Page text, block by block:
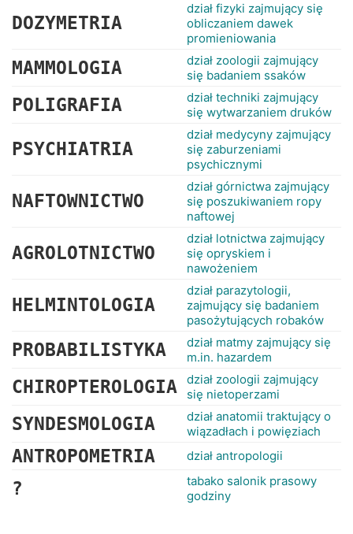
DOZYMETRIA
dział fizyki zajmujący się
obliczaniem dawek
promieniowania
MAMMOLOGIA
dział zoologii zajmujący
się badaniem ssaków
POLIGRAFIA
dział techniki zajmujący
się wytwarzaniem druków
PSYCHIATRIA
dział medycyny zajmujący
się zaburzeniami
psychicznymi
NAFTOWNICTWO
dział górnictwa zajmujący
się poszukiwaniem ropy
naftowej
AGROLOTNICTWO
dział lotnictwa zajmujący
się opryskiem i
nawożeniem
HELMINTOLOGIA
dział parazytologii,
zajmujący się badaniem
pasożytujących robaków
PROBABILISTYKA
dział matmy zajmujący się
m.in. hazardem
CHIROPTEROLOGIA
dział zoologii zajmujący
się nietoperzami
SYNDESMOLOGIA
dział anatomii traktujący o
wiązadłach i powięziach
ANTROPOMETRIA dział antropologii
?
tabako salonik prasowy
godziny